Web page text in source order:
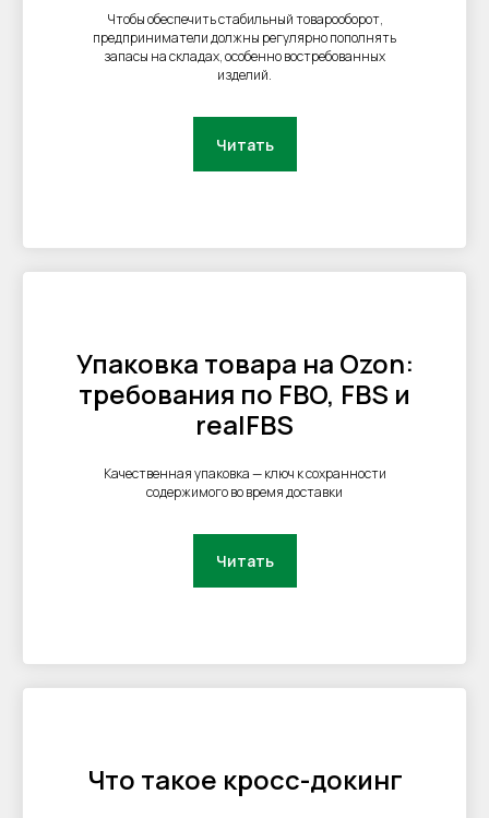
Чтобы обеспечить стабильный товарооборот,
предприниматели должны регулярно пополнять
запасы на складах, особенно востребованных
изделий.
Читать
Упаковка товара на Ozon:
требования по FBO, FBS и
realFBS
Качественная упаковка — ключ к сохранности
содержимого во время доставки
Читать
Что такое кросс-докинг